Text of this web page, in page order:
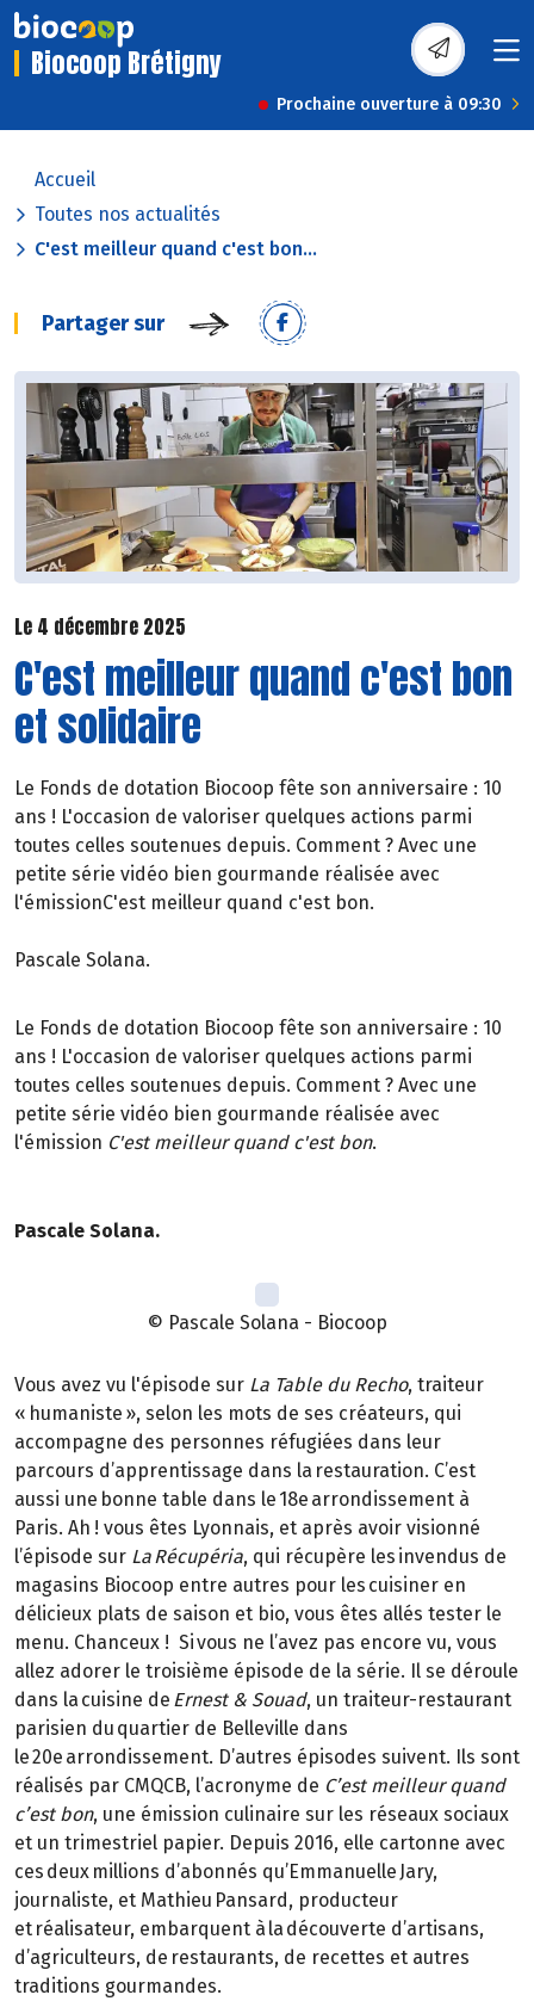
Biocoop Brétigny
Prochaine ouverture à 09:30
Accueil
Toutes nos actualités
C'est meilleur quand c'est bon...
Partager sur
Le 4 décembre 2025
C'est meilleur quand c'est bon
et solidaire
Le Fonds de dotation Biocoop fête son anniversaire : 10
ans ! L'occasion de valoriser quelques actions parmi
toutes celles soutenues depuis. Comment ? Avec une
petite série vidéo bien gourmande réalisée avec
l'émissionC'est meilleur quand c'est bon.
Pascale Solana.
Le Fonds de dotation Biocoop fête son anniversaire : 10
ans ! L'occasion de valoriser quelques actions parmi
toutes celles soutenues depuis. Comment ? Avec une
petite série vidéo bien gourmande réalisée avec
l'émission C'est meilleur quand c'est bon.
Pascale Solana.
© Pascale Solana - Biocoop
Vous avez vu l'épisode sur La Table du Recho, traiteur
« humaniste », selon les mots de ses créateurs, qui
accompagne des personnes réfugiées dans leur
parcours d’apprentissage dans la restauration. C’est
aussi une bonne table dans le 18e arrondissement à
Paris. Ah ! vous êtes Lyonnais, et après avoir visionné
l’épisode sur La Récupéria, qui récupère les invendus de
magasins Biocoop entre autres pour les cuisiner en
délicieux plats de saison et bio, vous êtes allés tester le
menu. Chanceux ! Si vous ne l’avez pas encore vu, vous
allez adorer le troisième épisode de la série. Il se déroule
dans la cuisine de Ernest & Souad, un traiteur-restaurant
parisien du quartier de Belleville dans
le 20e arrondissement. D’autres épisodes suivent. Ils sont
réalisés par CMQCB, l’acronyme de C’est meilleur quand
c’est bon, une émission culinaire sur les réseaux sociaux
et un trimestriel papier. Depuis 2016, elle cartonne avec
ces deux millions d’abonnés qu’Emmanuelle Jary,
journaliste, et Mathieu Pansard, producteur
et réalisateur, embarquent à la découverte d’artisans,
d’agriculteurs, de restaurants, de recettes et autres
traditions gourmandes.